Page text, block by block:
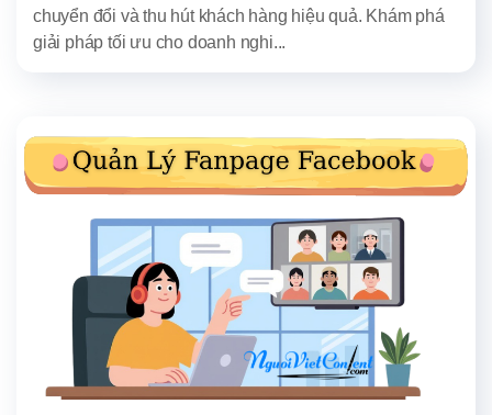
chuyển đổi và thu hút khách hàng hiệu quả. Khám phá
giải pháp tối ưu cho doanh nghi...